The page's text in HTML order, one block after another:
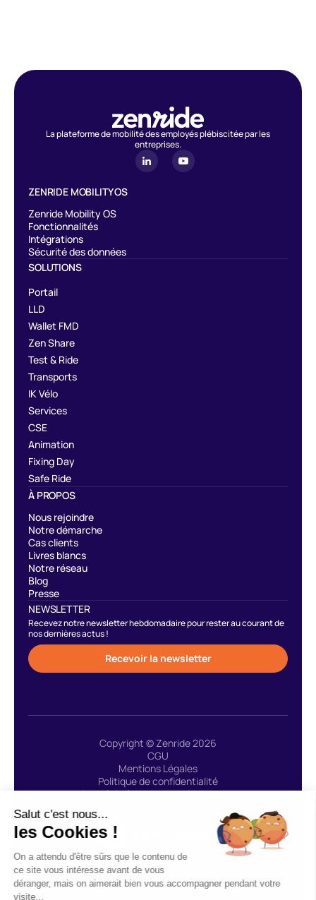
La plateforme de mobilité des employés plébiscitée par les
entreprises.
ZENRIDE MOBILITY OS
Zenride Mobility OS
Fonctionnalités
Intégrations
Sécurité des données
SOLUTIONS
Portail
LLD
Wallet FMD
Zen Share
Test & Ride
Transports
IK Vélo
Services
CSE
Animation
Fixing Day
Safe Ride
À PROPOS
Nous rejoindre
Notre démarche
Cas clients
Livres blancs
Notre réseau
Blog
Presse
NEWSLETTER
Recevez notre newsletter hebdomadaire pour rester au courant de
nos dernières actus !
Recevoir la newsletter
Copyright © Zenride 2026
CGU
Mentions Légales
Politique de confidentialité
Site réalisé avec 🩷 par Greenstory
ZENRIDE fait appel au prestataire de service de
paiement LEMONWAY : « Agent de Lemonway (établissement de
paiement dont le siège social est situé au 8, rue du Sentier 75002
Paris, agréé par l’ACPR sous le numéro 16568) inscrit au Registre
Salut c'est nous...
les Cookies !
On a attendu d'être sûrs que le contenu de
ce site vous intéresse avant de vous
déranger, mais on aimerait bien vous accompagner pendant votre
visite...